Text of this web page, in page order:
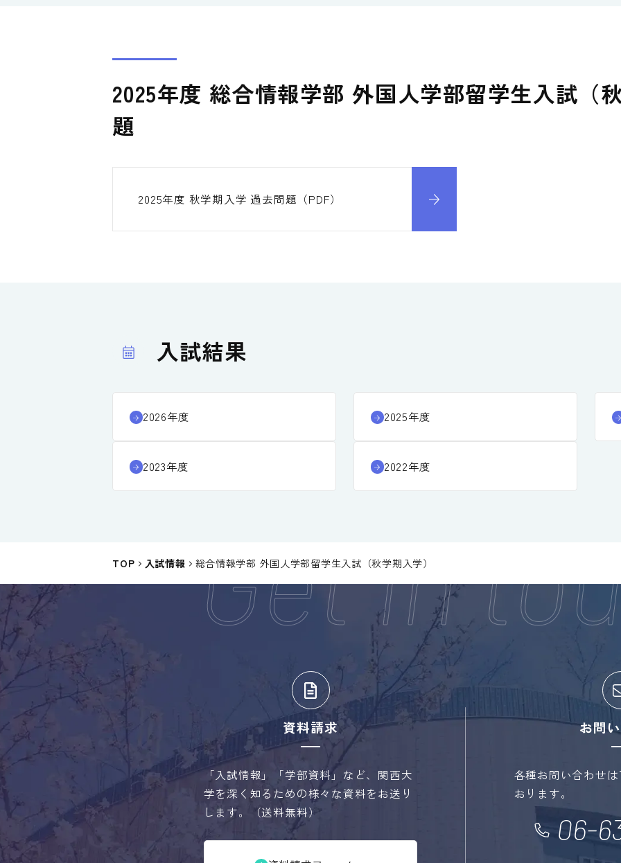
2025年度 総合情報学部 外国人学部留学生入試（
題
2025年度 秋学期入学 過去問題（PDF）
入試結果
2026年度 2025年度
2023年度 2022年度
TOP 入試情報 総合情報学部 外国人学部留学生入試（秋学期入学）
資料請求
「入試情報」「学部資料」など、関西大
学を深く知るための様々な資料をお送り
します。（送料無料）
お問
各種お問い合わせ
おります。
06-